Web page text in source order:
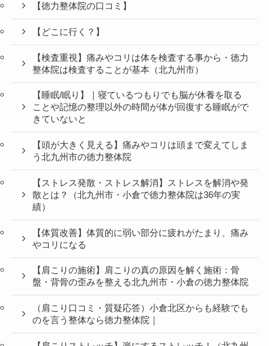
施術項目
小倉北区から整体なら徳力整体院｜肩こり・腰痛・
頭痛・生理痛・骨盤矯正・猫背矯正・小顔矯正まで
【徳力整体院の口コミ】
【どこに行く？】
【検査重視】痛みやコリは体を検査する事から・徳力
整体院は検査することが基本（北九州市）
【睡眠/眠り】｜寝ているつもりでも脳が休養を取る
ことや記憶の整理以外の時間が体が回復する睡眠がで
きていないと
【頭が大きく見える】痛みやコリは頭まで変えてしま
う北九州市の徳力整体院
【ストレス発散・ストレス解消】ストレスを解消や発
散とは？（北九州市・小倉で徳力整体院は36年の実
績）
【体質改善】体質的に弱い部分に疲れがたまり、痛み
やコリになる